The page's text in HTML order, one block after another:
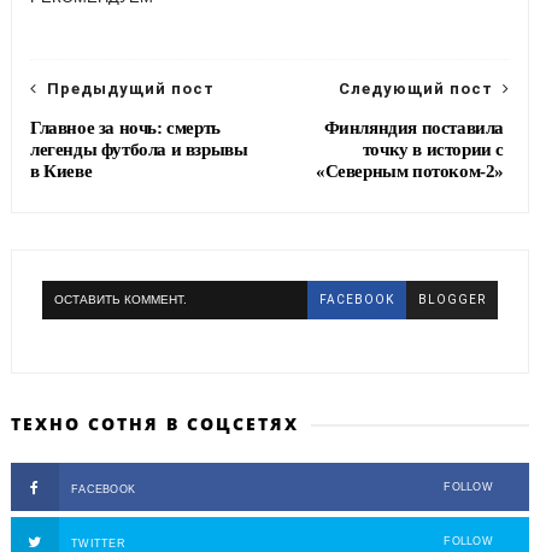
Следующий пост
Финляндия поставила
точку в истории с
«Северным потоком-2»
Предыдущий пост
Главное за ночь: смерть
легенды футбола и взрывы
в Киеве
ОСТАВИТЬ КОММЕНТ. FACEBOOK BLOGGER
ТЕХНО СОТНЯ В СОЦСЕТЯХ
FACEBOOK FOLLOW
TWITTER FOLLOW